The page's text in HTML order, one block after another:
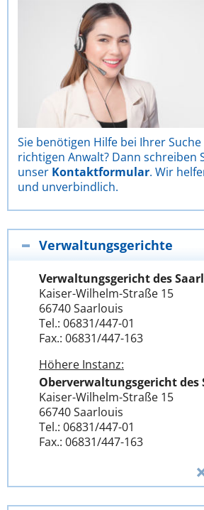
Sie benötigen Hilfe bei Ihrer
richtigen Anwalt? Dann schreiben
unser Kontaktformular. Wir
und unverbindlich.
Verwaltungsgerichte
Verwaltungsgericht des
Kaiser-Wilhelm-Straße 15
66740 Saarlouis
Tel.: 06831/447-01
Fax.: 06831/447-163
Höhere Instanz:
Oberverwaltungsgericht des
Kaiser-Wilhelm-Straße 15
66740 Saarlouis
Tel.: 06831/447-01
Fax.: 06831/447-163